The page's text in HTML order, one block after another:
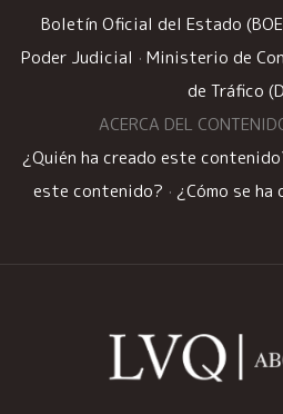
Boletín Oficial del Estado
Poder Judicial · Ministerio de
de Tráfico
ACERCA DEL
¿Quién ha creado este
este contenido? · ¿Cómo se